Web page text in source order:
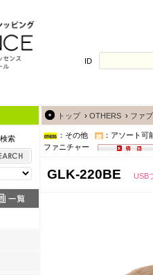
ID
索
トップ› OTHERS › ファ
：その他
：アソート可
ファニチャー
GLK-220BE USB